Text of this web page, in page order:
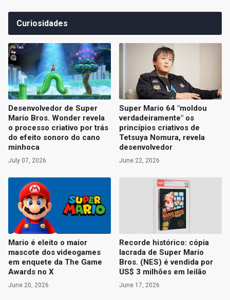
Curiosidades
Desenvolvedor de Super
Mario Bros. Wonder revela
o processo criativo por trás
do efeito sonoro do cano
minhoca
July 07, 2026
Super Mario 64 "moldou
verdadeiramente" os
princípios criativos de
Tetsuya Nomura, revela
desenvolvedor
June 22, 2026
Mario é eleito o maior
mascote dos videogames
em enquete da The Game
Awards no X
June 20, 2026
Recorde histórico: cópia
lacrada de Super Mario
Bros. (NES) é vendida por
US$ 3 milhões em leilão
June 17, 2026